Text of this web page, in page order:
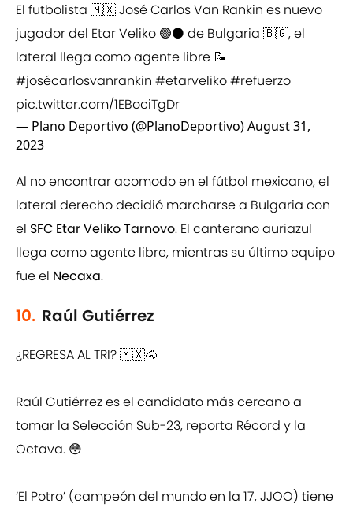
El futbolista 🇲🇽 José Carlos Van Rankin es nuevo
jugador del Etar Veliko 🟣⚫ de Bulgaria 🇧🇬, el
lateral llega como agente libre 📝
#josécarlosvanrankin #etarveliko#refuerzo
pic.twitter.com/1EBociTgDr
— Plano Deportivo (@PlanoDeportivo)August 31,
2023
Al no encontrar acomodo en el fútbol mexicano, el
lateral derecho decidió marcharse a Bulgaria con
el SFC Etar Veliko Tarnovo. El canterano auriazul
llega como agente libre, mientras su último equipo
fue el Necaxa.
10. Raúl Gutiérrez
¿REGRESA AL TRI? 🇲🇽🐴
Raúl Gutiérrez es el candidato más cercano a
tomar la Selección Sub-23, reporta Récord y la
Octava. 😳
‘El Potro’ (campeón del mundo en la 17, JJOO) tiene